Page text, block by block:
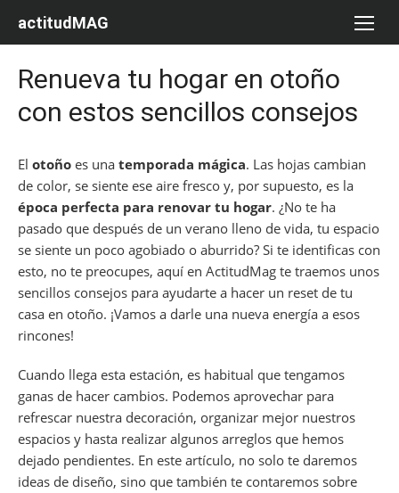
actitudMAG
Renueva tu hogar en otoño
con estos sencillos consejos
El otoño es una temporada mágica. Las hojas cambian
de color, se siente ese aire fresco y, por supuesto, es la
época perfecta para renovar tu hogar. ¿No te ha
pasado que después de un verano lleno de vida, tu espacio
se siente un poco agobiado o aburrido? Si te identificas con
esto, no te preocupes, aquí en ActitudMag te traemos unos
sencillos consejos para ayudarte a hacer un reset de tu
casa en otoño. ¡Vamos a darle una nueva energía a esos
rincones!
Cuando llega esta estación, es habitual que tengamos
ganas de hacer cambios. Podemos aprovechar para
refrescar nuestra decoración, organizar mejor nuestros
espacios y hasta realizar algunos arreglos que hemos
dejado pendientes. En este artículo, no solo te daremos
ideas de diseño, sino que también te contaremos sobre